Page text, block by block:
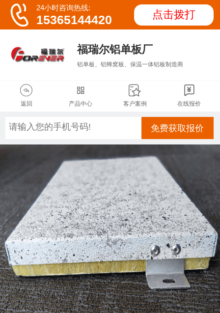
 24小时咨询热线:
15365144420 点击拨打
福瑞尔铝单板厂
铝单板、铝蜂窝板、保温一体铝板制造商

返回

产品中心

客户案例

在线报价
免费获取报价